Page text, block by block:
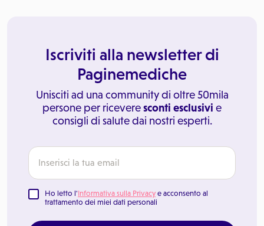
Iscriviti alla newsletter di
Paginemediche
Unisciti ad una community di oltre 50mila
persone per riceveresconti esclusivi e
consigli di salute dai nostri esperti.
Ho letto l'Informativa sulla Privacy e acconsento al
trattamento dei miei dati personali